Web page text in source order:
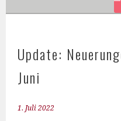
Update:
Juni
1. Juli 2022